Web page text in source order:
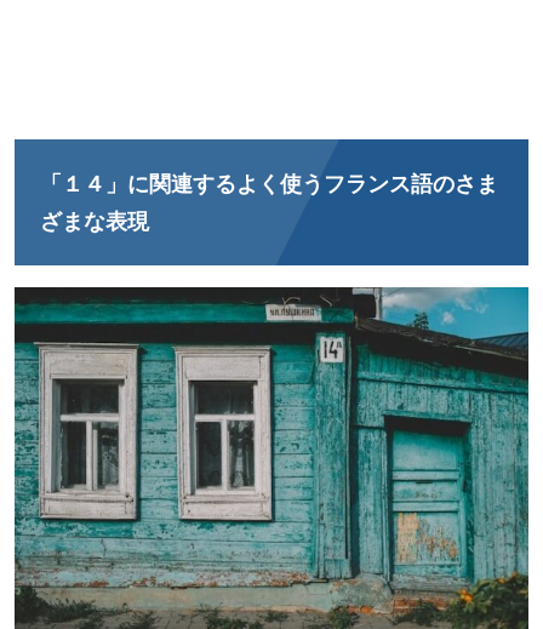
「１４」に関連するよく使うフランス語のさま
ざまな表現